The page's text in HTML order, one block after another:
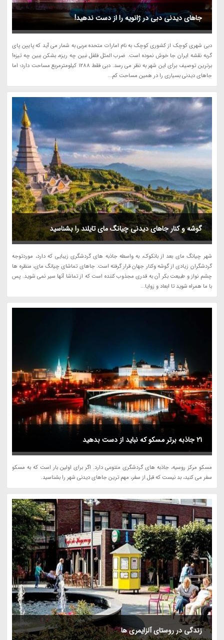
جاهای دیدنی دبی در ژانویه را از دست ندهید!
دبی شهری کوچک از کشوری کوچک به نام امارات متحده عربی به شمار می آید که پایین پای
گربه نقشه ایران جا خوش نموده است. ضرب المثل فلفل نبین چه ریزه، بشکن ببین چه تیزه!
برترین توصیف برای این شهر به نظر می رسد. دبی فقط 1288 کیلومترمربع مساحت دارد؛ اما
جاهای دیدنی بسیاری را در همین مساحت کم...
گوشه و کنار جاهای دیدنی چیانگ مای تایلند را بشناسید
شهر چیانگ مای بعد از بانکوک، به واسطه جاذبه های گردشگری زیبایی که دارد، موردتوجه
گردشگران زیادی از گوشه وکنار جهان قرار گرفته است. جاهای تماشای چیانگ مای، منظره ها
چشم نواز و طبیعت بکر آن به قدری مجذوب کننده است که از تماشا آنها سیر نمی شوید. پس
با ما همراه شوید تا ابعاد و زوایا...
21 جاذبه برتر مسکو که نباید از دست بدهید
مسکو مرکز روسیه، جاذبه های گردشگری متنوعی دارد. اگر برای اولین بار است که به مسکو
سفر می کنید، بد نیست که قبل از سفر، مهم ترین جاهای دیدنی شهر را بشناسید.
زندگی در روستای آلزایمری ها